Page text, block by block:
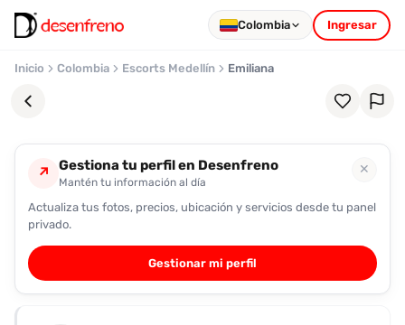
Colombia Ingresar
Inicio Colombia Escorts Medellín Emiliana
Favoritos
Pronto
podrás
registrarte
↗ Gestiona tu perfil en Desenfreno
Mantén tu información al día
✕
Actualiza tus fotos, precios, ubicación y servicios desde tu panel
privado.
Gestionar mi perfil